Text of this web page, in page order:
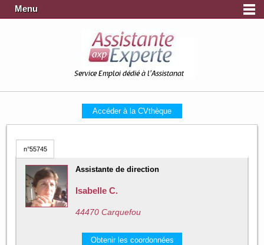
Menu
Service Emploi dédié à l'Assistanat
Accéder à la CVthèque
n°55745
Assistante de direction
Isabelle C.
44470 Carquefou
Obtenir les coordonnées